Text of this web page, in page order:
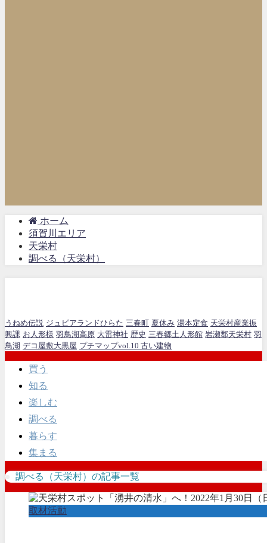
ホーム
須賀川エリア
天栄村
調べる（天栄村）
うねめ伝説 ジュピアランドひらた 三春町 夏休み 湯本定食 天栄村産業振
興課 お人形様 羽鳥湖高原 大雷神社 歴史 三春郷土人形館 岩瀬郡天栄村 羽
鳥湖 デコ屋敷大黒屋 プチマップvol.10 古い建物
買う
知る
楽しむ
調べる
暮らす
集まる
調べる（天栄村）の記事一覧
取材活動